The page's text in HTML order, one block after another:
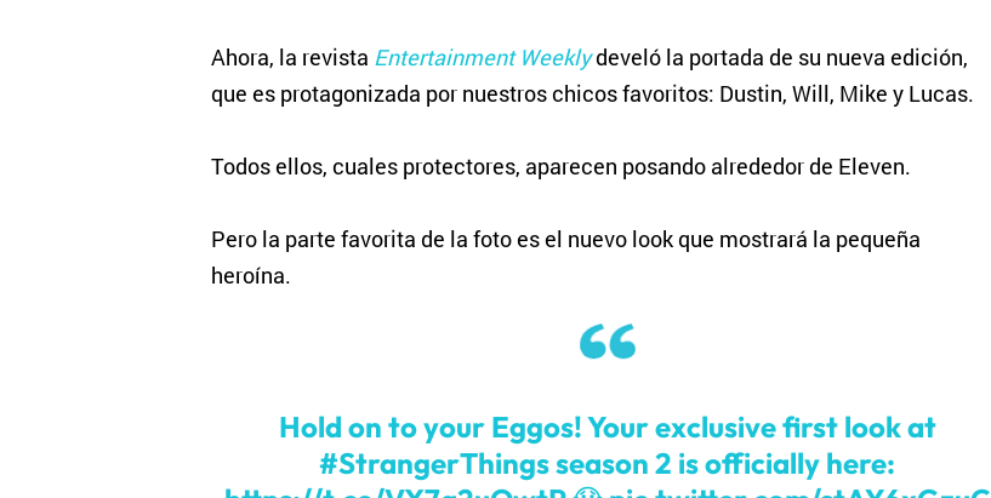
Ahora, la revista Entertainment Weeklydeveló la portada de su nueva edición,
que es protagonizada por nuestros chicos favoritos: Dustin, Will, Mike y Lucas.
Todos ellos, cuales protectores, aparecen posando alrededor de Eleven.
Pero la parte favorita de la foto es el nuevo look que mostrará la pequeña
heroína.
Hold on to your Eggos! Your exclusive first look at
#StrangerThingsseason 2 is officially here: